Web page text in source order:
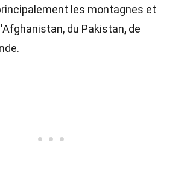
les montagnes et
du Pakistan, de